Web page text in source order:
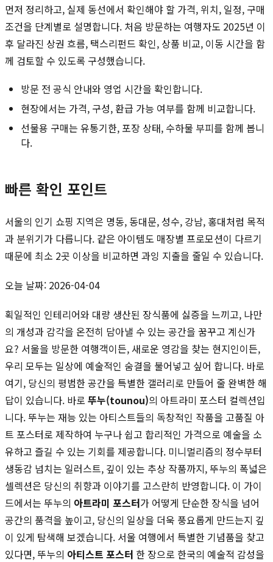
먼저 정리하고, 실제 동선에서 확인해야 할 가격, 위치, 일정, 구매
조건을 단계별로 설명합니다. 처음 방문하는 여행자도 2025년 이
후 달라진 상권 흐름, 택스리펀드 확인, 상품 비교, 이동 시간을 함
께 검토할 수 있도록 구성했습니다.
방문 전 공식 안내와 영업 시간을 확인합니다.
현장에서는 가격, 구성, 환급 가능 여부를 함께 비교합니다.
선물용 구매는 유통기한, 포장 상태, 수하물 부피를 함께 봅니
다.
빠른 확인 포인트
서울의 인기 쇼핑 지역은 명동, 동대문, 성수, 강남, 홍대처럼 목적
과 분위기가 다릅니다. 같은 아이템도 매장별 프로모션이 다르기
때문에 최소 2곳 이상을 비교하면 과잉 지출을 줄일 수 있습니다.
오늘 날짜: 2026-04-04
획일적인 인테리어와 대량 생산된 장식품에 싫증을 느끼고, 나만
의 개성과 감각을 온전히 담아낼 수 있는 공간을 꿈꾸고 계신가
요? 서울을 방문한 여행객이든, 새로운 영감을 찾는 현지인이든,
우리 모두는 일상에 예술적인 숨결을 불어넣고 싶어 합니다. 바로
여기, 당신의 평범한 공간을 특별한 갤러리로 만들어 줄 완벽한 해
답이 있습니다. 바로 뚜누(tounou)의 아트라미 포스터 컬렉션입
니다. 뚜누는 재능 있는 아티스트들의 독창적인 작품을 고품질 아
트 포스터로 제작하여 누구나 쉽고 합리적인 가격으로 예술을 소
유하고 즐길 수 있는 기회를 제공합니다. 미니멀리즘의 정수부터
생동감 넘치는 일러스트, 깊이 있는 추상 작품까지, 뚜누의 폭넓은
셀렉션은 당신의 취향과 이야기를 고스란히 반영합니다. 이 가이
드에서는 뚜누의 아트라미 포스터가 어떻게 단순한 장식을 넘어
공간의 품격을 높이고, 당신의 일상을 더욱 풍요롭게 만드는지 깊
이 있게 탐색해 보겠습니다. 서울 여행에서 특별한 기념품을 찾고
있다면, 뚜누의 아티스트 포스터 한 장으로 한국의 예술적 감성을